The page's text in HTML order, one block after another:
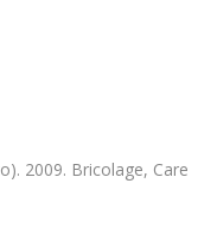
2009. Bricolage, Care